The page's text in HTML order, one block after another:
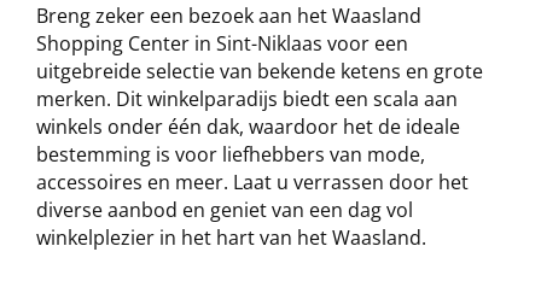
Breng zeker een bezoek aan het Waasland
Shopping Center in Sint-Niklaas voor een
uitgebreide selectie van bekende ketens en grote
merken. Dit winkelparadijs biedt een scala aan
winkels onder één dak, waardoor het de ideale
bestemming is voor liefhebbers van mode,
accessoires en meer. Laat u verrassen door het
diverse aanbod en geniet van een dag vol
winkelplezier in het hart van het Waasland.